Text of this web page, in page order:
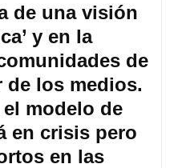
de una visión
y en la
de
de los medios.
modelo de
en crisis pero
en las